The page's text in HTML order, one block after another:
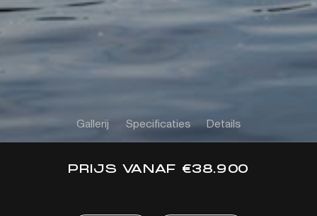
Gallerij Specificaties Details
PRIJS VANAF €38.900